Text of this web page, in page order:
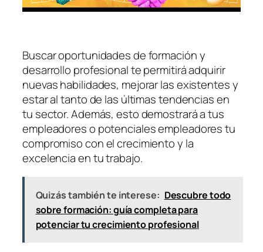
Buscar oportunidades de formación y
desarrollo profesional te permitirá adquirir
nuevas habilidades, mejorar las existentes y
estar al tanto de las últimas tendencias en
tu sector. Además, esto demostrará a tus
empleadores o potenciales empleadores tu
compromiso con el crecimiento y la
excelencia en tu trabajo.
Quizás también te interese: Descubre todo
sobre formación: guía completa para
potenciar tu crecimiento profesional